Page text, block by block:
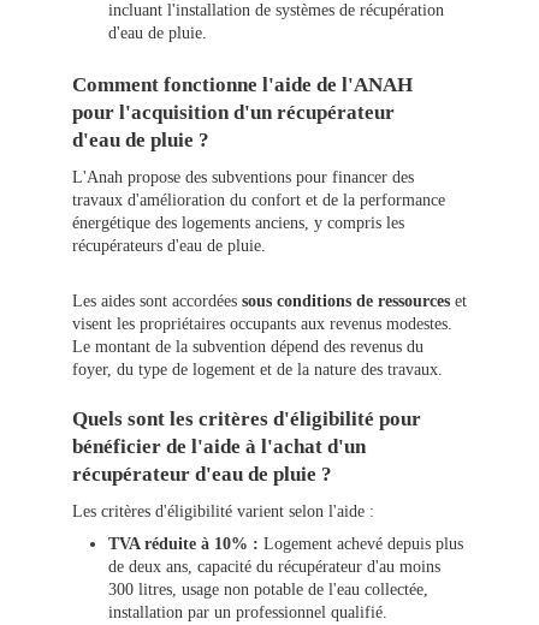
incluant l'installation de systèmes de récupération
d'eau de pluie.
Comment fonctionne l'aide de l'ANAH
pour l'acquisition d'un récupérateur
d'eau de pluie ?
L'Anah propose des subventions pour financer des
travaux d'amélioration du confort et de la performance
énergétique des logements anciens, y compris les
récupérateurs d'eau de pluie.
Les aides sont accordées sous conditions de ressources et
visent les propriétaires occupants aux revenus modestes.
Le montant de la subvention dépend des revenus du
foyer, du type de logement et de la nature des travaux.
Quels sont les critères d'éligibilité pour
bénéficier de l'aide à l'achat d'un
récupérateur d'eau de pluie ?
Les critères d'éligibilité varient selon l'aide :
TVA réduite à 10% : Logement achevé depuis plus
de deux ans, capacité du récupérateur d'au moins
300 litres, usage non potable de l'eau collectée,
installation par un professionnel qualifié.